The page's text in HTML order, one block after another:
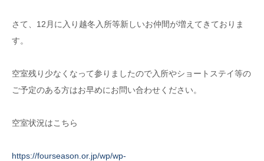
さて、12月に入り越冬入所等新しいお仲間が増えてきておりま
す。
空室残り少なくなって参りましたので入所やショートステイ等の
ご予定のある方はお早めにお問い合わせください。
空室状況はこちら
https://fourseason.or.jp/wp/wp-